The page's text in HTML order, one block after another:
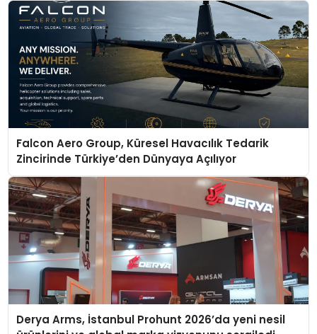
Falcon Aero Group, Küresel Havacılık Tedarik
Zincirinde Türkiye’den Dünyaya Açılıyor
Derya Arms, İstanbul Prohunt 2026’da yeni nesil